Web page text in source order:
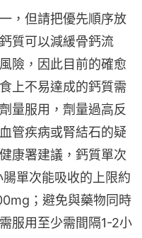
，但請把優先順序放
質可以減緩骨鈣流
險，因此目前的確愈
上不易達成的鈣質需
量服用，劑量過高反
管疾病或腎結石的疑
康署建議，鈣質單次
單次能吸收的上限約
；避免與藥物同時
服用至少需間隔1-2小